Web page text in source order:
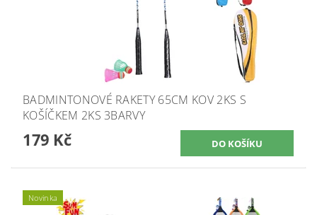
BADMINTONOVÉ RAKETY 65CM KOV 2KS S
KOŠÍČKEM 2KS 3BARVY
179 Kč
Novinka